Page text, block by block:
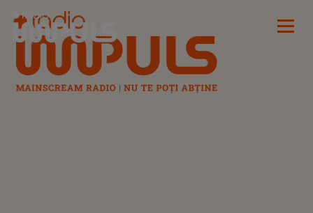
Radio Impuls